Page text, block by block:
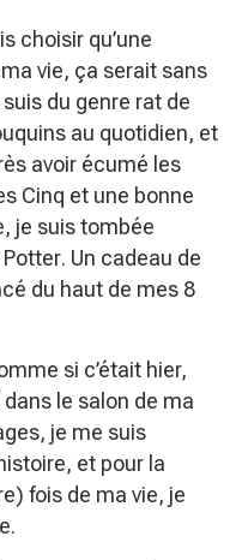
choisir qu’une
vie, ça serait sans
du genre rat de
au quotidien, et
avoir écumé les
Cinq et une bonne
je suis tombée
Potter. Un cadeau de
du haut de mes 8
si c’était hier,
le salon de ma
je me suis
et pour la
fois de ma vie, je